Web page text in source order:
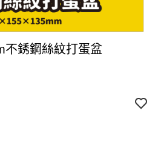
不銹鋼絲紋打蛋盆